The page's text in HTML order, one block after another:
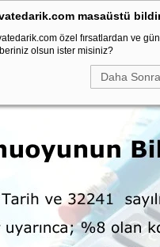
masaüstü
özel fırsatlardan ve
olsun ister misiniz?
Daha Sonra
Kişisel Temizlik